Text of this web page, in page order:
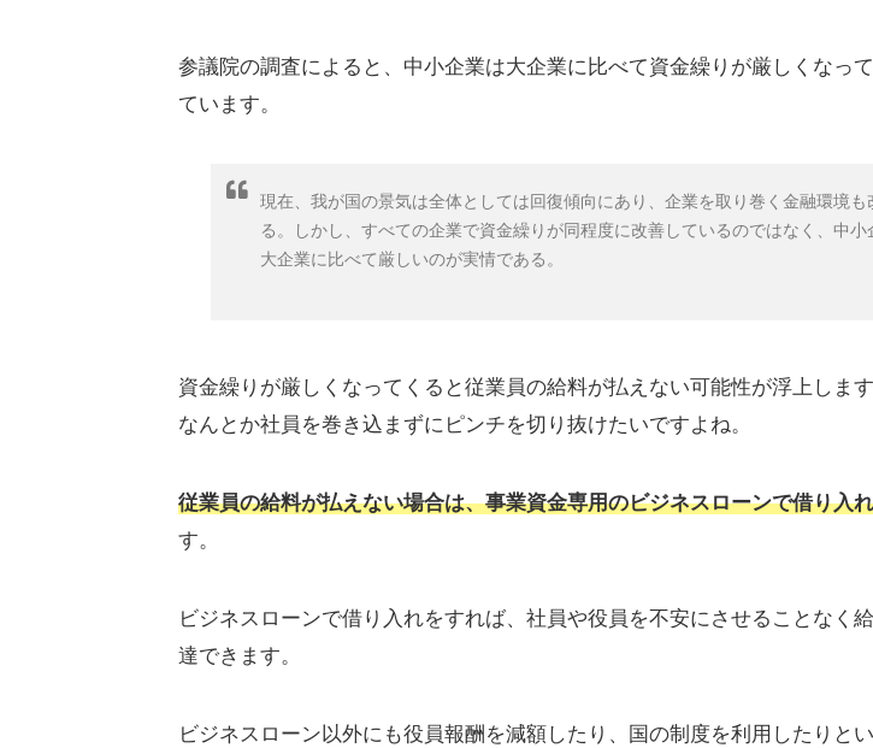
参議院の調査によると、中小企業は大企業に比べて資金繰りが厳しくなっ
ています。
現在、我が国の景気は全体としては回復傾向にあり、企業を取り巻く金融環境も
る。しかし、すべての企業で資金繰りが同程度に改善しているのではなく、中小
大企業に比べて厳しいのが実情である。
資金繰りが厳しくなってくると従業員の給料が払えない可能性が浮上しま
なんとか社員を巻き込まずにピンチを切り抜けたいですよね。
従業員の給料が払えない場合は、事業資金専用のビジネスローンで借り入
す。
ビジネスローンで借り入れをすれば、社員や役員を不安にさせることなく
達できます。
ビジネスローン以外にも役員報酬を減額したり、国の制度を利用したりと